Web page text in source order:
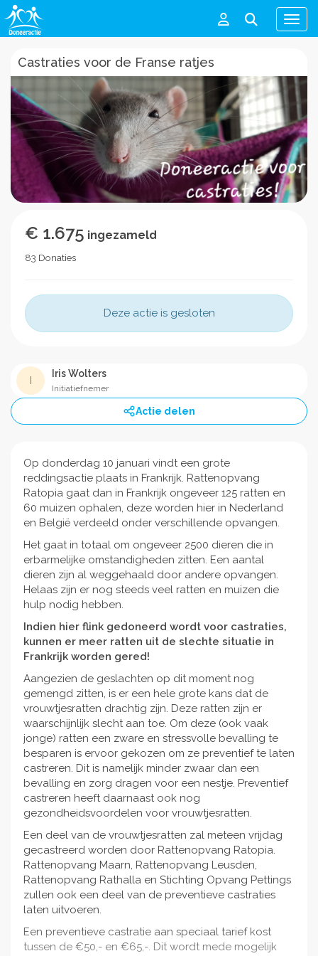
Menu
Castraties voor de Franse ratjes
€ 1.675 ingezameld
83 Donaties
Deze actie is gesloten
Iris Wolters
Initiatiefnemer
Actie delen
Op donderdag 10 januari vindt een grote
reddingsactie plaats in Frankrijk. Rattenopvang
Ratopia gaat dan in Frankrijk ongeveer 125 ratten en
60 muizen ophalen, deze worden hier in Nederland
en België verdeeld onder verschillende opvangen.
Het gaat in totaal om ongeveer 2500 dieren die in
erbarmelijke omstandigheden zitten. Een aantal
dieren zijn al weggehaald door andere opvangen.
Helaas zijn er nog steeds veel ratten en muizen die
hulp nodig hebben.
Indien hier flink gedoneerd wordt voor castraties,
kunnen er meer ratten uit de slechte situatie in
Frankrijk worden gered!
Aangezien de geslachten op dit moment nog
gemengd zitten, is er een hele grote kans dat de
vrouwtjesratten drachtig zijn. Deze ratten zijn er
waarschijnlijk slecht aan toe. Om deze (ook vaak
jonge) ratten een zware en stressvolle bevalling te
besparen is ervoor gekozen om ze preventief te laten
castreren. Dit is namelijk minder zwaar dan een
bevalling en zorg dragen voor een nestje. Preventief
castreren heeft daarnaast ook nog
gezondheidsvoordelen voor vrouwtjesratten.
Een deel van de vrouwtjesratten zal meteen vrijdag
gecastreerd worden door Rattenopvang Ratopia.
Rattenopvang Maarn, Rattenopvang Leusden,
Rattenopvang Rathalla en Stichting Opvang Pettings
zullen ook een deel van de preventieve castraties
laten uitvoeren.
Een preventieve castratie aan speciaal tarief kost
tussen de €50,- en €65,-. Dit wordt mede mogelijk